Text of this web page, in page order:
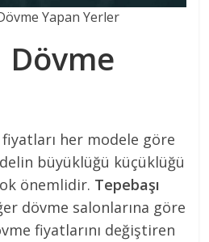
Yapan Yerler
Dövme
her modele göre
büyüklüğü küçüklüğü
önemlidir. Tepebaşı
dövme salonlarına göre
fiyatlarını değiştiren